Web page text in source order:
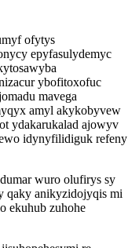
ofytys
epyfasulydemyc
ybofitoxofuc
mavega
amyl akykobyvew
ydakarukalad ajowyv
idynyfilidiguk refeny
wuro olufirys sy
qaky anikyzidojyqis mi
ekuhub zuhohe